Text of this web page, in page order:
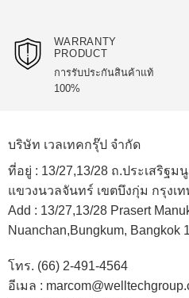
WARRANTY
PRODUCT
การรับประกันสินค้าแท้
100%
บริษัท เวลเทคกรุ๊ป จำกัด
ที่อยู่ : 13/27,13/28 ถ.ประเสริฐม
แขวงนวลจันทร์ เขตบึงกุ่ม กรุงเ
Add : 13/27,13/28 Prasert
Nuanchan,Bungkum, Bangkok
โทร. (66) 2-491-4564
อีเมล :